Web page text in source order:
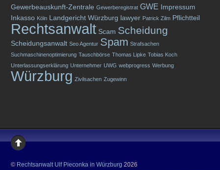
Gewerbeauskunft-Zentrale Gewerberegistrat GWE Impressum
Inkasso Köln Landgericht Würzburg lawyer Patrick Zilm Pflichtteil
Rechtsanwalt Scam Scheidung
Scheidungsanwalt Seo Agentur Spam Strafsachen
Suchmaschinenoptimierung Tauschbörse Thomas Lipke Tobias Koch
Unterlassungserklärung Unternehmer UWG webprogress Werbung
Würzburg Zivilsachen Zugewinn
© Rechtsanwalt Ulf Pieconka in Würzburg 2026